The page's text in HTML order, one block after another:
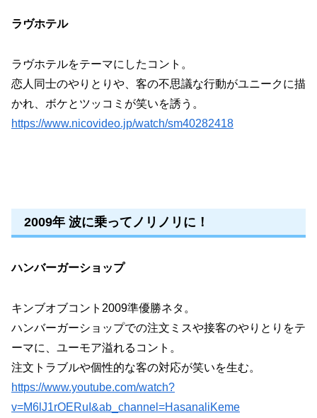
ラヴホテル
ラヴホテルをテーマにしたコント。
恋人同士のやりとりや、客の不思議な行動がユニークに描
かれ、ボケとツッコミが笑いを誘う。
https://www.nicovideo.jp/watch/sm40282418
2009年 波に乗ってノリノリに！
ハンバーガーショップ
キンブオブコント2009準優勝ネタ。
ハンバーガーショップでの注文ミスや接客のやりとりをテ
ーマに、ユーモア溢れるコント。
注文トラブルや個性的な客の対応が笑いを生む。
https://www.youtube.com/watch?
v=M6lJ1rOERuI&ab_channel=HasanaliKeme